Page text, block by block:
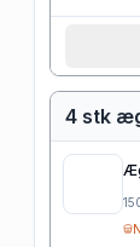
4 stk